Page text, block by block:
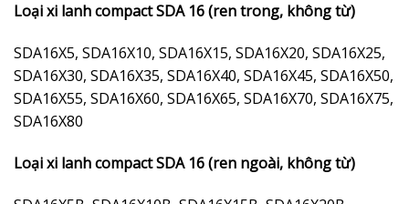
Loại xi lanh compact SDA 16 (ren trong, không từ)
SDA16X5, SDA16X10, SDA16X15, SDA16X20, SDA16X25,
SDA16X30, SDA16X35, SDA16X40, SDA16X45, SDA16X50,
SDA16X55, SDA16X60, SDA16X65, SDA16X70, SDA16X75,
SDA16X80
Loại xi lanh compact SDA 16 (ren ngoài, không từ)